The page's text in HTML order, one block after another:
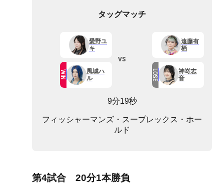
タッグマッチ
愛野ユ
キ
WIN
風城ハ
ル
VS
遠藤有
栖
LOSE
神嵜志
音
9分19秒
フィッシャーマンズ・スープレックス・ホー
ルド
第4試合 20分1本勝負